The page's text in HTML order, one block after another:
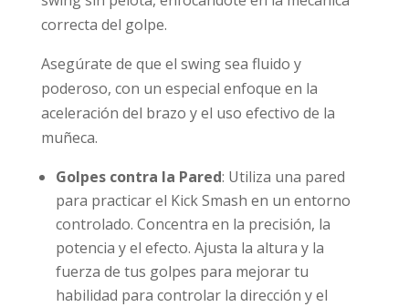
correcta del golpe.
Asegúrate de que el swing sea fluido y
poderoso, con un especial enfoque en la
aceleración del brazo y el uso efectivo de la
muñeca.
Golpes contra la Pared: Utiliza una pared
para practicar el Kick Smash en un entorno
controlado. Concentra en la precisión, la
potencia y el efecto. Ajusta la altura y la
fuerza de tus golpes para mejorar tu
habilidad para controlar la dirección y el